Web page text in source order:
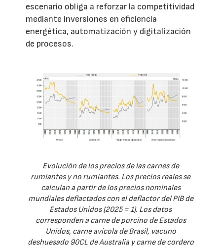
escenario obliga a reforzar la competitividad
mediante inversiones en eficiencia
energética, automatización y digitalización
de procesos.
Evolución de los precios de las carnes de
rumiantes y no rumiantes. Los precios reales se
calculan a partir de los precios nominales
mundiales deflactados con el deflactor del PIB de
Estados Unidos (2025 = 1). Los datos
corresponden a carne de porcino de Estados
Unidos, carne avícola de Brasil, vacuno
deshuesado 90CL de Australia y carne de cordero